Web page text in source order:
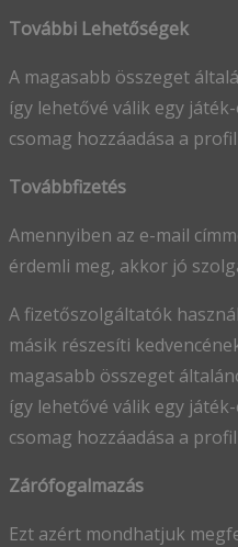
További Lehetőségek
A magasabb összeget
így lehetővé válik egy
csomag hozzáadása a
Továbbfizetés
Amennyiben az e-mail
érdemli meg, akkor jó
A fizetőszolgáltatók
másik részesíti
magasabb összeget
így lehetővé válik egy
csomag hozzáadása a
Zárófogalmazás
Ezt azért mondhatjuk